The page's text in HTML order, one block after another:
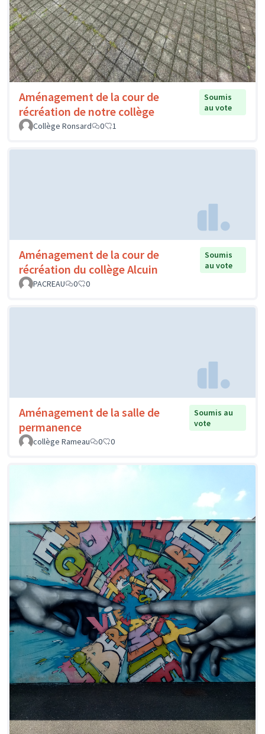
Aménagement de la cour de
récréation de notre collège
Soumis
au vote
Collège Ronsard
0 1
Aménagement de la cour de
récréation du collège Alcuin
Soumis
au vote
PACREAU
0 0
Aménagement de la salle de
permanence
Soumis au
vote
collège Rameau
0 0